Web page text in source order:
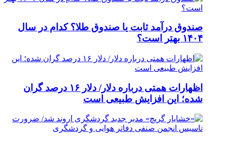
صندوق درآمد ثابت یا صندوق طلا؟ کدام در سال
۱۴۰۴ بهتر است؟
اظهارات همتی درباره دلار/ دلار ۱۶ درصد گران
شده؛ این افزایش طبیعی است